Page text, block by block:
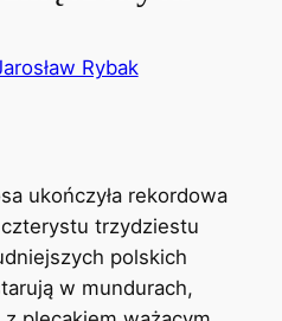
Rybak
ukończyła rekordowa
trzydziestu
polskich
w mundurach,